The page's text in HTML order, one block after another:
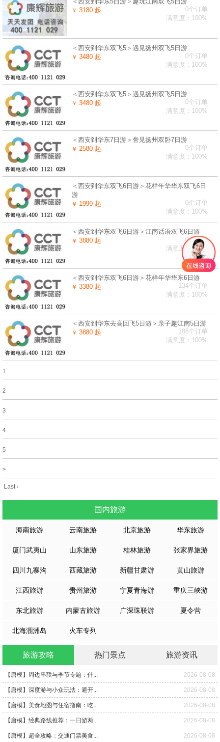
￥ 3180 起
0个订单
满意度：100%
＜西安到华东双飞5＞遇见扬州双飞5日游
￥ 3480 起
0个订单
满意度：100%
＜西安到华东双飞5＞遇见扬州双飞5日游
￥ 3480 起
0个订单
满意度：100%
＜西安到华东7日游＞誉见扬州双卧7日游
￥ 2580 起
0个订单
满意度：100%
＜西安到华东双飞6日游＞花样年华华东双飞6日
游
￥ 1999 起
0个订单
满意度：100%
＜西安到华东双飞6日游＞江南话语双飞6日游
￥ 3880 起
0个订单
满意度：100%
＜西安到华东双飞6日游＞花样年华华东6日游
￥ 3380 起
134个订单
满意度：100%
＜西安到华东去高回飞5日游＞亲子趣江南5日游
￥ 3880 起
188个订单
满意度：100%
1
2
3
4
5
>
Last ›
国内旅游
海南旅游 云南旅游 北京旅游 华东旅游
厦门武夷山 山东旅游 桂林旅游 张家界旅游
四川九寨沟 西藏旅游 新疆甘肃游 黄山旅游
江西旅游 贵州旅游 宁夏青海游 重庆三峡游
东北旅游 内蒙古旅游 广深珠联游 夏令营
北海涠洲岛 火车专列
旅游攻略 热门景点 旅游资讯
【唐模】周边串联与季节专题：什... 2026-08-08
【唐模】深度游与小众玩法：避开... 2026-08-08
【唐模】美食地图与住宿指南：吃... 2026-08-08
【唐模】经典路线推荐：一日游两... 2026-08-08
【唐模】超全攻略：交通门票美食... 2026-08-08